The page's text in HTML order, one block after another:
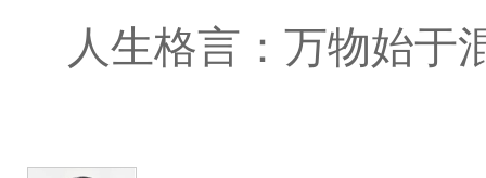
人生格言：万物始于